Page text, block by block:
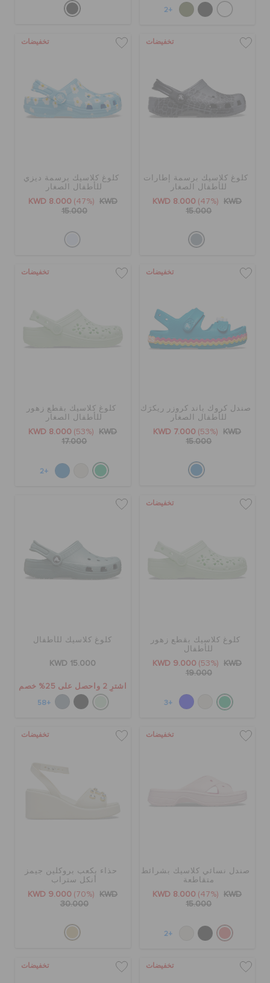
+2
تخفيضات
كلوغ كلاسيك برسمة إطارات
للأطفال الصغار
KWD 8.000 (47%)
KWD
15.000
تخفيضات
كلوغ كلاسيك برسمة ديزي
للأطفال الصغار
KWD 8.000 (47%)
KWD
15.000
تخفيضات
صندل كروك باند كروزر ريكرَك
للأطفال الصغار
KWD 7.000 (53%)
KWD
15.000
تخفيضات
كلوغ كلاسيك بقطع زهور
للأطفال الصغار
KWD 8.000 (53%)
KWD
17.000
+2
تخفيضات
كلوغ كلاسيك بقطع زهور
للأطفال
KWD 9.000 (53%)
KWD
19.000
+3
كلوغ كلاسيك للأطفال
KWD 15.000
اشترِ 2 واحصل على 25% خصم
+58
تخفيضات
صندل نسائي كلاسيك بشرائط
متقاطعة
KWD 8.000 (47%)
KWD
15.000
+2
تخفيضات
حذاء بكعب بروكلين جيمز
أنكل ستراب
KWD 9.000 (70%)
KWD
30.000
تخفيضات تخفيضات